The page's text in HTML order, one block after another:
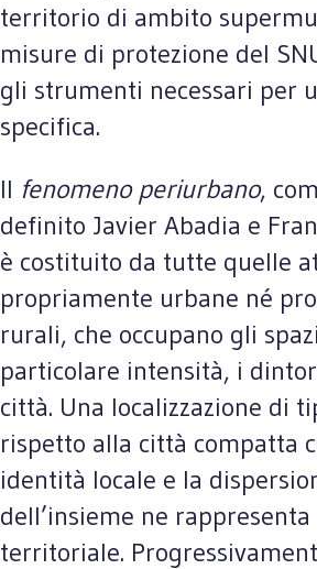
territorio di ambito
misure di protezione del
gli strumenti necessari per
specifica.
Il fenomeno periurbano,
definito Javier Abadia e
è costituito da tutte quelle
propriamente urbane né
rurali, che occupano gli
particolare intensità, i
città. Una localizzazione di
rispetto alla città compatta
identità locale e la
dell’insieme ne rappresenta
territoriale.